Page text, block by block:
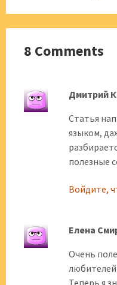
8 Comments
Дмитрий
Статья
языком,
полезные
Войдите,
Елена
Очень
любителей
Теперь я